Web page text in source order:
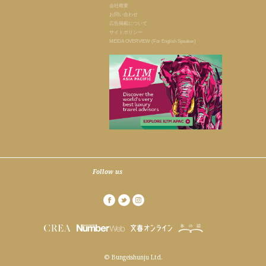
会社概要
お問い合わせ
広告掲載について
サイトポリシー
MEIDA OVERVIEW (For English Speaker)
Follow us
© Bungeishunju Ltd.